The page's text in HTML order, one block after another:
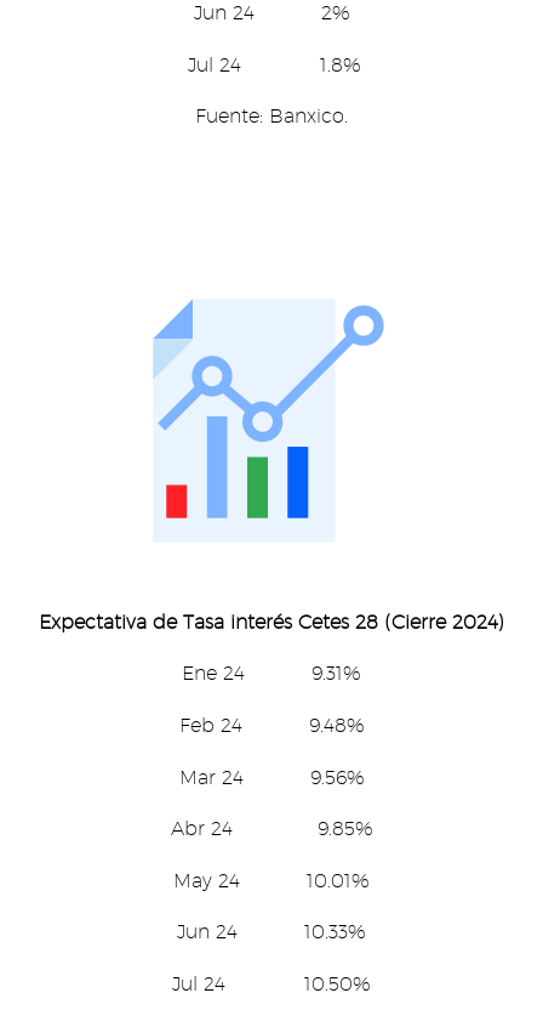
Jun 24 2%
Jul 24 1.8%
Fuente: Banxico.
Expectativa de Tasa interés Cetes 28 (Cierre 2024)
Ene 24 9.31%
Feb 24 9.48%
Mar 24 9.56%
Abr 24 9.85%
May 24 10.01%
Jun 24 10.33%
Jul 24 10.50%